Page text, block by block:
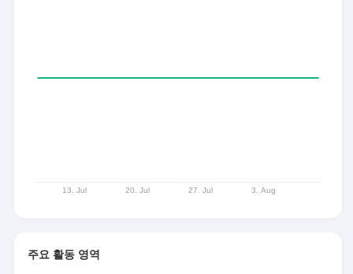
주요 활동 영역